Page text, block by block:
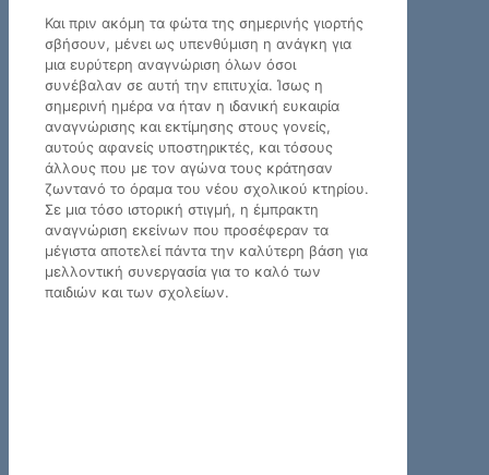
Και πριν ακόμη τα φώτα της σημερινής γιορτής
σβήσουν, μένει ως υπενθύμιση η ανάγκη για
μια ευρύτερη αναγνώριση όλων όσοι
συνέβαλαν σε αυτή την επιτυχία. Ίσως η
σημερινή ημέρα να ήταν η ιδανική ευκαιρία
αναγνώρισης και εκτίμησης στους γονείς,
αυτούς αφανείς υποστηρικτές, και τόσους
άλλους που με τον αγώνα τους κράτησαν
ζωντανό το όραμα του νέου σχολικού κτηρίου.
Σε μια τόσο ιστορική στιγμή, η έμπρακτη
αναγνώριση εκείνων που προσέφεραν τα
μέγιστα αποτελεί πάντα την καλύτερη βάση για
μελλοντική συνεργασία για το καλό των
παιδιών και των σχολείων.